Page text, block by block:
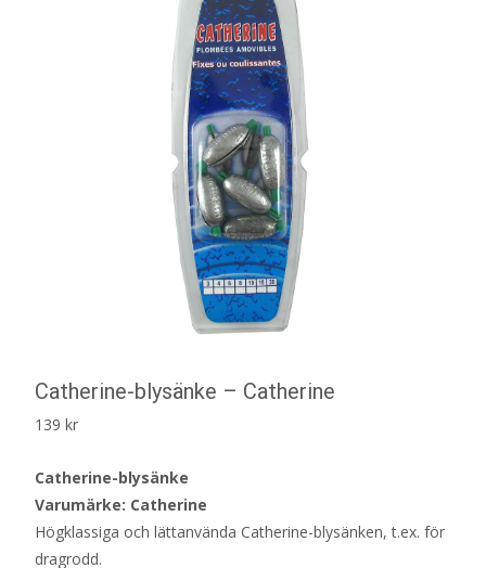
Catherine-blysänke – Catherine
139 kr
Catherine-blysänke
Varumärke: Catherine
Högklassiga och lättanvända Catherine-blysänken, t.ex. för
dragrodd.